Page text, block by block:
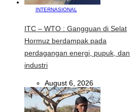
INTERNASIONAL
ITC – WTO : Gangguan di Selat
Hormuz berdampak pada
perdagangan energi, pupuk, dan
industri
August 6, 2026